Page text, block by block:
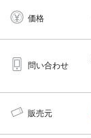
価格
問い合わせ
販売元